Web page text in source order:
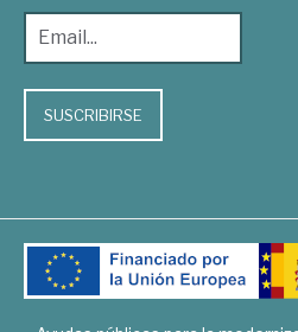
SUSCRIBIRSE